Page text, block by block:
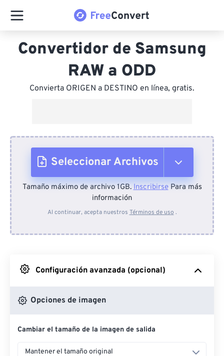
Convertidor de Samsung
RAW a ODD
Convierta ORIGEN a DESTINO en línea, gratis.
Seleccionar Archivos
Desde el dispositivo
Desde Google Drive
Desde OneDrive
Desde URL
Tamaño máximo de archivo 1GB.InscribirsePara más
información
Al continuar, acepta nuestros Términos de uso .
Configuración avanzada (opcional)
Opciones de imagen
Cambiar el tamaño de la imagen de salida
Mantener el tamaño original